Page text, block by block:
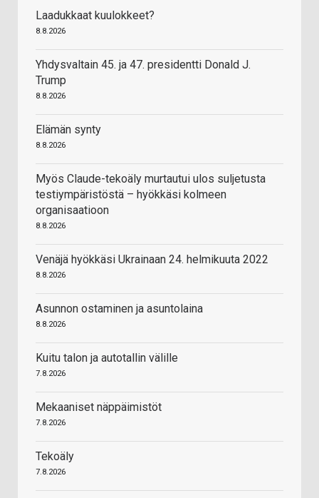
Laadukkaat kuulokkeet?
8.8.2026
Yhdysvaltain 45. ja 47. presidentti Donald J.
Trump
8.8.2026
Elämän synty
8.8.2026
Myös Claude-tekoäly murtautui ulos suljetusta
testiympäristöstä – hyökkäsi kolmeen
organisaatioon
8.8.2026
Venäjä hyökkäsi Ukrainaan 24. helmikuuta 2022
8.8.2026
Asunnon ostaminen ja asuntolaina
8.8.2026
Kuitu talon ja autotallin välille
7.8.2026
Mekaaniset näppäimistöt
7.8.2026
Tekoäly
7.8.2026